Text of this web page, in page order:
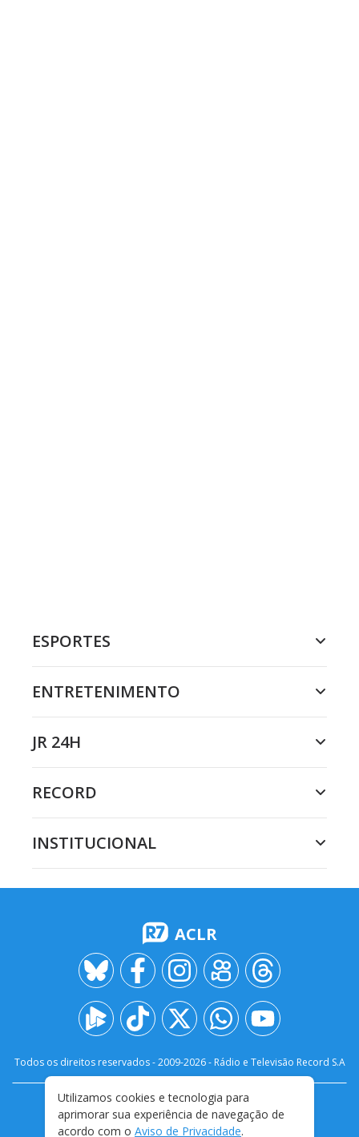
ESPORTES
ENTRETENIMENTO
JR 24H
RECORD
INSTITUCIONAL
ACLR
Todos os direitos reservados - 2009-2026- Rádio e Televisão Record S.A
FALE CONOSCO
PRIVACIDADE
TERMOS E CONDIÇÕES DE USO
Utilizamos cookies e tecnologia para
aprimorar sua experiência de navegação de
acordo com o Aviso de Privacidade.